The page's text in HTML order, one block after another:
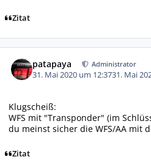
Zitat
patapaya Administrator
31. Mai 2020 um 12:3731. Mai
Klugscheiß:
WFS mit "Transponder" (im
du meinst sicher die WFS/AA mit
Zitat